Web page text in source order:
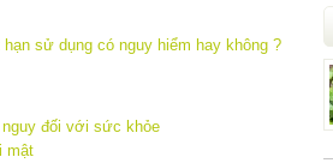
đối với sức khỏe
mật